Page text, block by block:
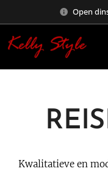
Open
Kwalitatieve en